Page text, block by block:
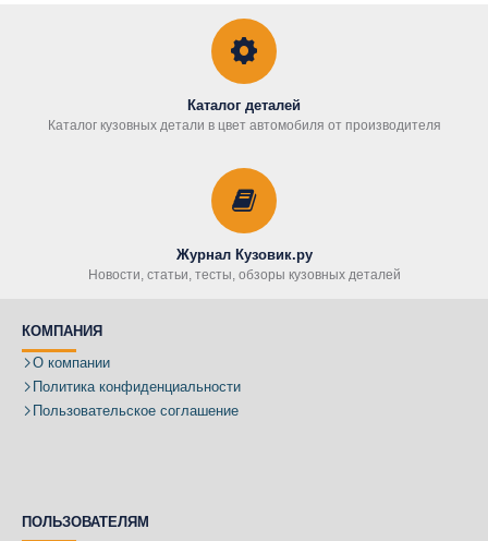
Каталог деталей
Каталог кузовных детали в цвет автомобиля от производителя
Журнал Кузовик.ру
Новости, статьи, тесты, обзоры кузовных деталей
КОМПАНИЯ
О компании
Политика конфиденциальности
Пользовательское соглашение
ПОЛЬЗОВАТЕЛЯМ